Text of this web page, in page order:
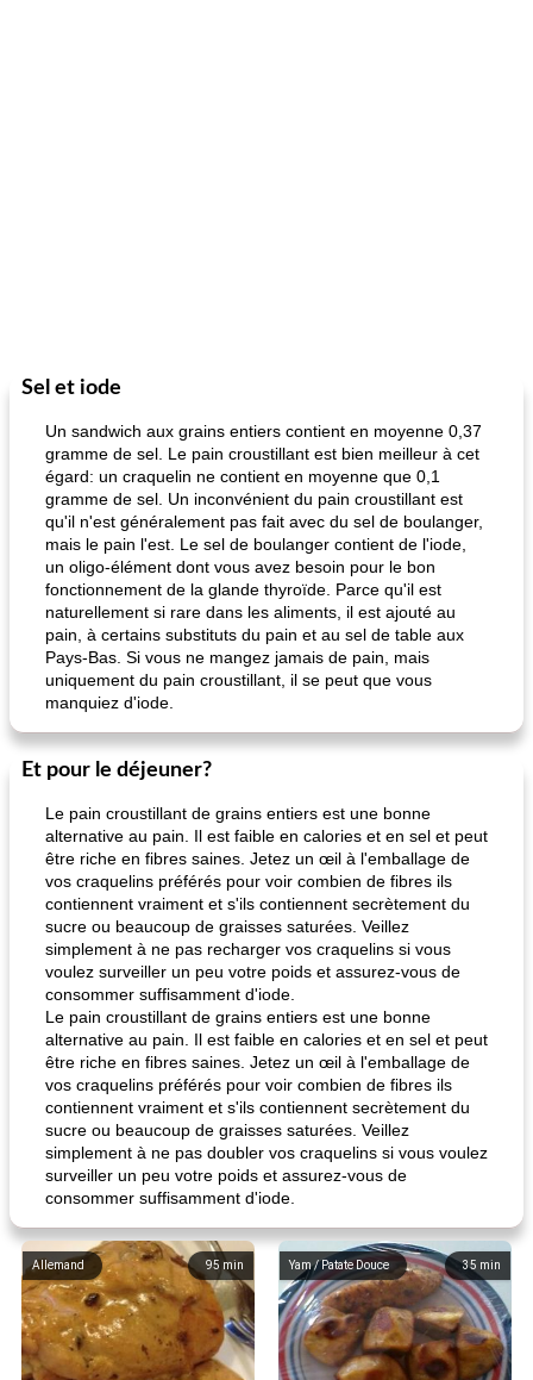
Sel et iode
Un sandwich aux grains entiers contient en moyenne 0,37
gramme de sel. Le pain croustillant est bien meilleur à cet
égard: un craquelin ne contient en moyenne que 0,1
gramme de sel. Un inconvénient du pain croustillant est
qu'il n'est généralement pas fait avec du sel de boulanger,
mais le pain l'est. Le sel de boulanger contient de l'iode,
un oligo-élément dont vous avez besoin pour le bon
fonctionnement de la glande thyroïde. Parce qu'il est
naturellement si rare dans les aliments, il est ajouté au
pain, à certains substituts du pain et au sel de table aux
Pays-Bas. Si vous ne mangez jamais de pain, mais
uniquement du pain croustillant, il se peut que vous
manquiez d'iode.
Et pour le déjeuner?
Le pain croustillant de grains entiers est une bonne
alternative au pain. Il est faible en calories et en sel et peut
être riche en fibres saines. Jetez un œil à l'emballage de
vos craquelins préférés pour voir combien de fibres ils
contiennent vraiment et s'ils contiennent secrètement du
sucre ou beaucoup de graisses saturées. Veillez
simplement à ne pas recharger vos craquelins si vous
voulez surveiller un peu votre poids et assurez-vous de
consommer suffisamment d'iode.
Le pain croustillant de grains entiers est une bonne
alternative au pain. Il est faible en calories et en sel et peut
être riche en fibres saines. Jetez un œil à l'emballage de
vos craquelins préférés pour voir combien de fibres ils
contiennent vraiment et s'ils contiennent secrètement du
sucre ou beaucoup de graisses saturées. Veillez
simplement à ne pas doubler vos craquelins si vous voulez
surveiller un peu votre poids et assurez-vous de
consommer suffisamment d'iode.
95 min
Allemand 35 min
Yam / Patate Douce